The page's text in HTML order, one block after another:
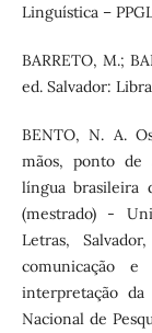
Linguística –
BARRETO, M.;
ed. Salvador:
BENTO, N. A.
mãos, ponto de
língua brasileira
(mestrado) -
Letras,
comunicação e
interpretação da
Nacional de